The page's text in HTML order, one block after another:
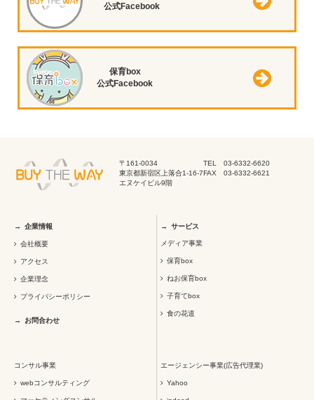
公式Facebook
保育box
公式Facebook
〒161-0034
東京都新宿区上落合1-16-7
エヌケイビル9階
TEL 03-6332-6620
FAX 03-6332-6621
企業情報
会社概要
アクセス
企業理念
プライバシーポリシー
お問合わせ
サービス
メディア事業
保育box
ねお保育box
子育てbox
食の花道
コンサル事業
webコンサルティング
エージェンシー事業(広告代理業)
Yahoo